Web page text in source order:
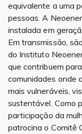
equivalente a uma
pessoas. A
instalada em
Em transmissão,
do Instituto
que contribuem
comunidades onde
mais vulneráveis,
sustentável. Como
participação da
patrocina o Comitê